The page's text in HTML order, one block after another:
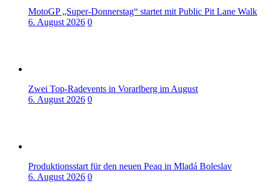
MotoGP „Super-Donnerstag“ startet mit Public Pit Lane Walk
6. August 2026 0
Zwei Top-Radevents in Vorarlberg im August
6. August 2026 0
Produktionsstart für den neuen Peaq in Mladá Boleslav
6. August 2026 0